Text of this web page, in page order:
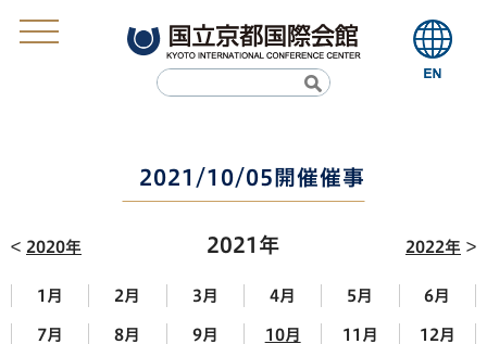
2021/10/05開催催事
2020年 2021年 2022年
1月 2月 3月 4月 5月 6月
7月 8月 9月 10月 11月 12月